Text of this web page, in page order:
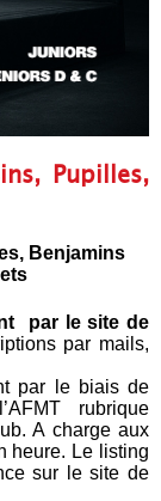
Pupilles,
Benjamins
par le site de
par mails,
par le biais de
rubrique
A charge aux
heure. Le listing
sur le site de